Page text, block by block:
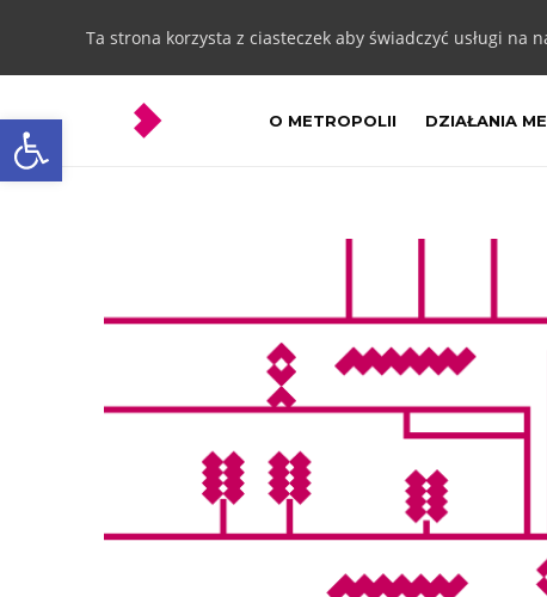
Otwórz pasek narzędzi
Ta strona korzysta z ciasteczek aby świadczyć usługi na
O METROPOLII DZIAŁANIA